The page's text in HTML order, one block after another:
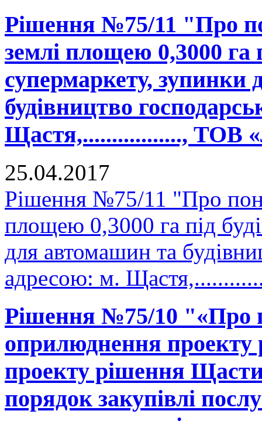
Рішення №75/11 "Про
землі площею 0,3000 га
супермаркету,
будівництво
Щастя,................., ТОВ
25.04.2017
Рішення №75/11 "Про
площею 0,3000 га під
для автомашин та
адресою: м.
Рішення №75/10 "«Про
оприлюднення проекту
проекту рішення
порядок закупівлі